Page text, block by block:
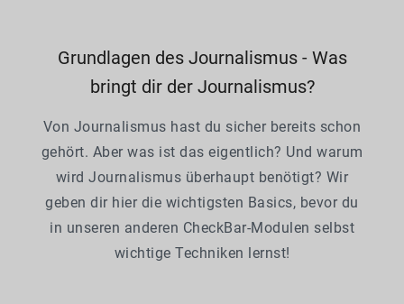
Grundlagen des Journalismus - Was
bringt dir der Journalismus?
Von Journalismus hast du sicher bereits schon
gehört. Aber was ist das eigentlich? Und warum
wird Journalismus überhaupt benötigt? Wir
geben dir hier die wichtigsten Basics, bevor du
in unseren anderen CheckBar-Modulen selbst
wichtige Techniken lernst!